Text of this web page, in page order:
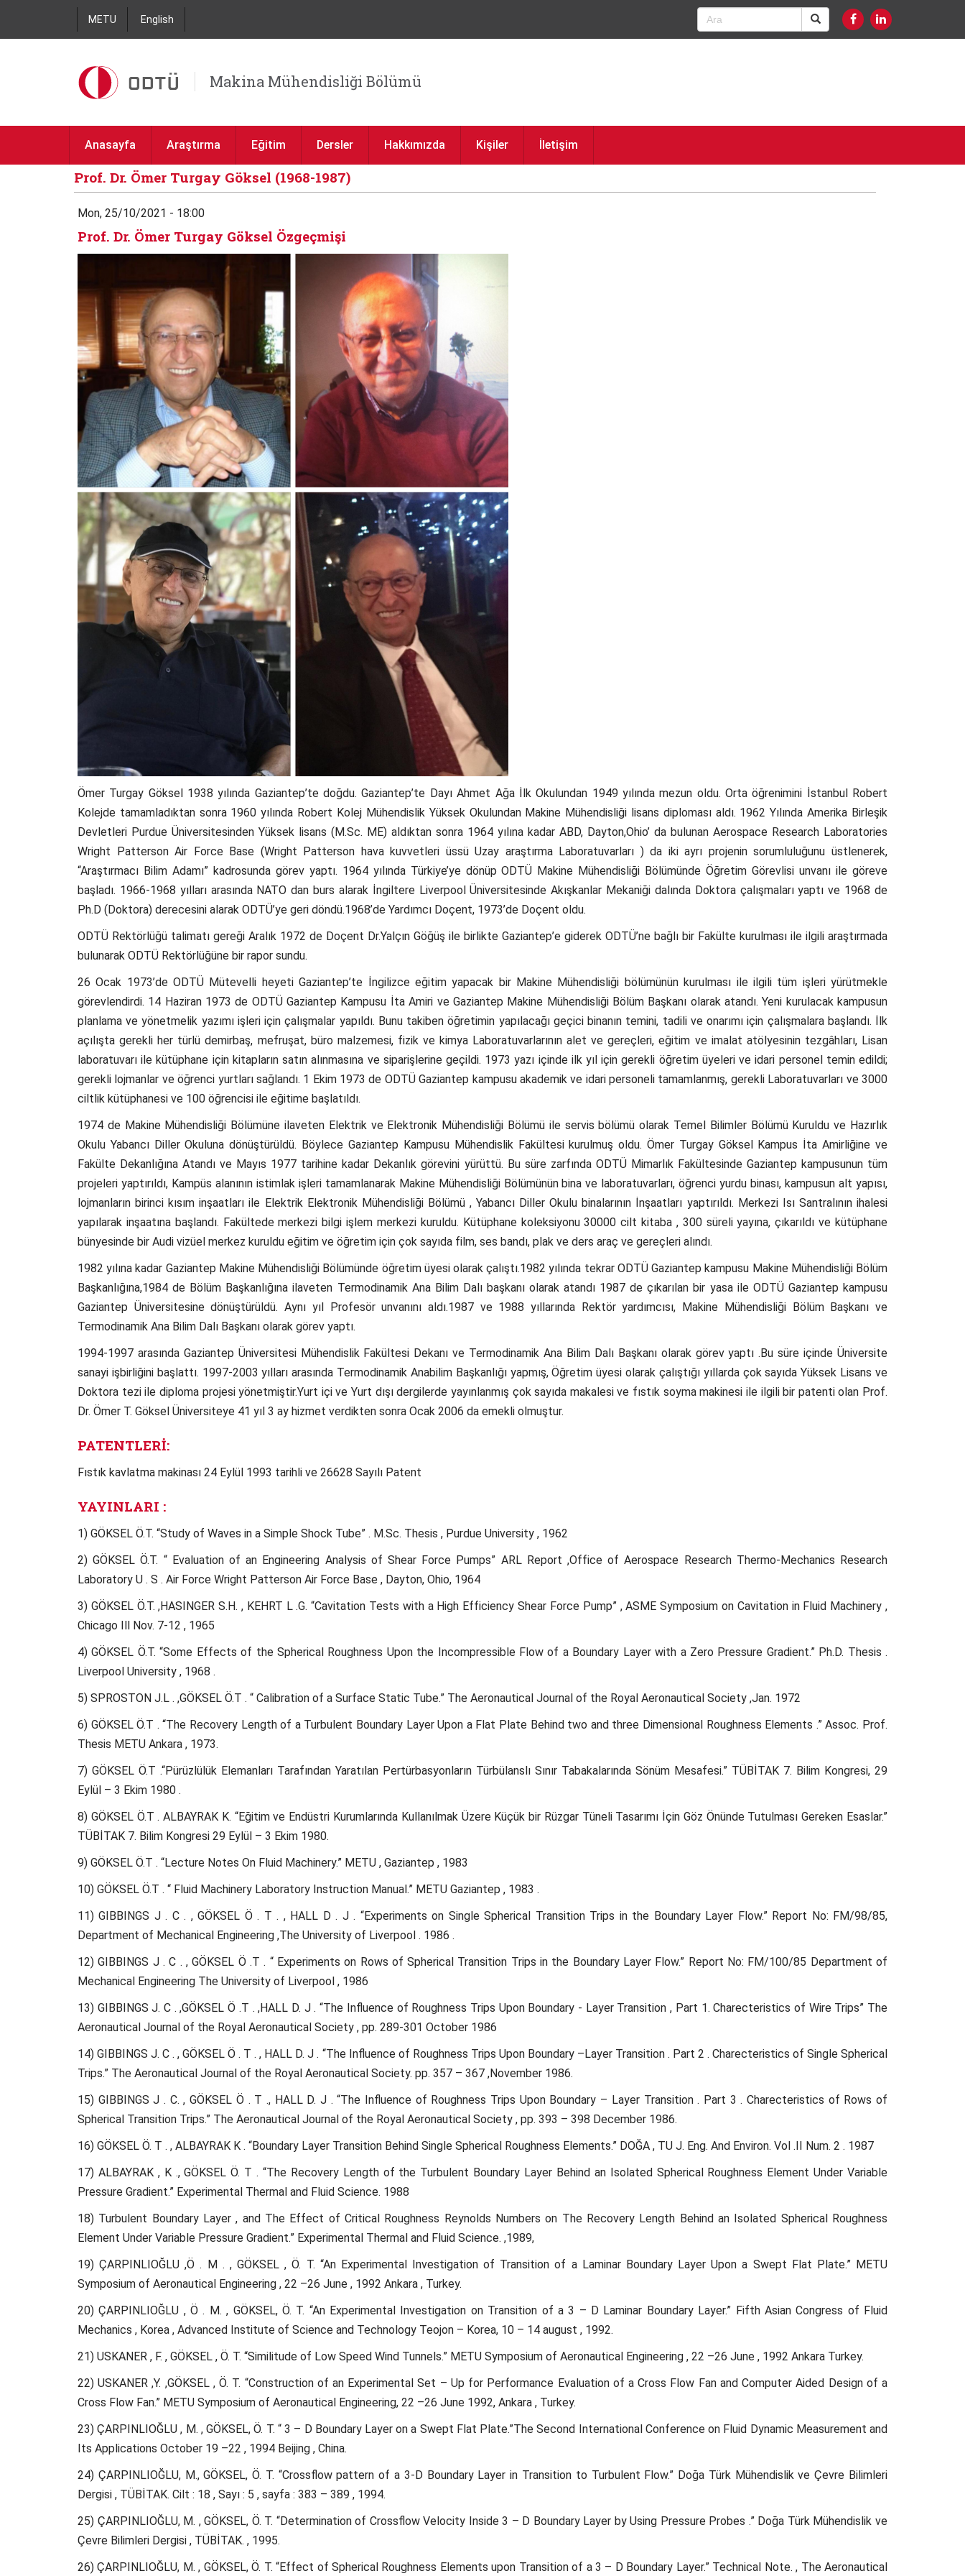
METU English
Makina Mühendisliği Bölümü
Anasayfa Araştırma Eğitim Dersler Hakkımızda Kişiler İletişim
Prof. Dr. Ömer Turgay Göksel (1968-1987)
Mon, 25/10/2021 - 18:00
Prof. Dr. Ömer Turgay Göksel Özgeçmişi
Ömer Turgay Göksel 1938 yılında Gaziantep’te doğdu. Gaziantep’te Dayı Ahmet Ağa İlk Okulundan 1949 yılında mezun oldu. Orta öğrenimini İstanbul Robert
Kolejde tamamladıktan sonra 1960 yılında Robert Kolej Mühendislik Yüksek Okulundan Makine Mühendisliği lisans diploması aldı. 1962 Yılında Amerika Birleşik
Devletleri Purdue Üniversitesinden Yüksek lisans (M.Sc. ME) aldıktan sonra 1964 yılına kadar ABD, Dayton,Ohio’ da bulunan Aerospace Research Laboratories
Wright Patterson Air Force Base (Wright Patterson hava kuvvetleri üssü Uzay araştırma Laboratuvarları ) da iki ayrı projenin sorumluluğunu üstlenerek,
“Araştırmacı Bilim Adamı” kadrosunda görev yaptı. 1964 yılında Türkiye’ye dönüp ODTÜ Makine Mühendisliği Bölümünde Öğretim Görevlisi unvanı ile göreve
başladı. 1966-1968 yılları arasında NATO dan burs alarak İngiltere Liverpool Üniversitesinde Akışkanlar Mekaniği dalında Doktora çalışmaları yaptı ve 1968 de
Ph.D (Doktora) derecesini alarak ODTÜ’ye geri döndü.1968’de Yardımcı Doçent, 1973’de Doçent oldu.
ODTÜ Rektörlüğü talimatı gereği Aralık 1972 de Doçent Dr.Yalçın Göğüş ile birlikte Gaziantep’e giderek ODTÜ’ne bağlı bir Fakülte kurulması ile ilgili araştırmada
bulunarak ODTÜ Rektörlüğüne bir rapor sundu.
26 Ocak 1973’de ODTÜ Mütevelli heyeti Gaziantep’te İngilizce eğitim yapacak bir Makine Mühendisliği bölümünün kurulması ile ilgili tüm işleri yürütmekle
görevlendirdi. 14 Haziran 1973 de ODTÜ Gaziantep Kampusu İta Amiri ve Gaziantep Makine Mühendisliği Bölüm Başkanı olarak atandı. Yeni kurulacak kampusun
planlama ve yönetmelik yazımı işleri için çalışmalar yapıldı. Bunu takiben öğretimin yapılacağı geçici binanın temini, tadili ve onarımı için çalışmalara başlandı. İlk
açılışta gerekli her türlü demirbaş, mefruşat, büro malzemesi, fizik ve kimya Laboratuvarlarının alet ve gereçleri, eğitim ve imalat atölyesinin tezgâhları, Lisan
laboratuvarı ile kütüphane için kitapların satın alınmasına ve siparişlerine geçildi. 1973 yazı içinde ilk yıl için gerekli öğretim üyeleri ve idari personel temin edildi;
gerekli lojmanlar ve öğrenci yurtları sağlandı. 1 Ekim 1973 de ODTÜ Gaziantep kampusu akademik ve idari personeli tamamlanmış, gerekli Laboratuvarları ve 3000
ciltlik kütüphanesi ve 100 öğrencisi ile eğitime başlatıldı.
1974 de Makine Mühendisliği Bölümüne ilaveten Elektrik ve Elektronik Mühendisliği Bölümü ile servis bölümü olarak Temel Bilimler Bölümü Kuruldu ve Hazırlık
Okulu Yabancı Diller Okuluna dönüştürüldü. Böylece Gaziantep Kampusu Mühendislik Fakültesi kurulmuş oldu. Ömer Turgay Göksel Kampus İta Amirliğine ve
Fakülte Dekanlığına Atandı ve Mayıs 1977 tarihine kadar Dekanlık görevini yürüttü. Bu süre zarfında ODTÜ Mimarlık Fakültesinde Gaziantep kampusunun tüm
projeleri yaptırıldı, Kampüs alanının istimlak işleri tamamlanarak Makine Mühendisliği Bölümünün bina ve laboratuvarları, öğrenci yurdu binası, kampusun alt yapısı,
lojmanların birinci kısım inşaatları ile Elektrik Elektronik Mühendisliği Bölümü , Yabancı Diller Okulu binalarının İnşaatları yaptırıldı. Merkezi Isı Santralının ihalesi
yapılarak inşaatına başlandı. Fakültede merkezi bilgi işlem merkezi kuruldu. Kütüphane koleksiyonu 30000 cilt kitaba , 300 süreli yayına, çıkarıldı ve kütüphane
bünyesinde bir Audi vizüel merkez kuruldu eğitim ve öğretim için çok sayıda film, ses bandı, plak ve ders araç ve gereçleri alındı.
1982 yılına kadar Gaziantep Makine Mühendisliği Bölümünde öğretim üyesi olarak çalıştı.1982 yılında tekrar ODTÜ Gaziantep kampusu Makine Mühendisliği Bölüm
Başkanlığına,1984 de Bölüm Başkanlığına ilaveten Termodinamik Ana Bilim Dalı başkanı olarak atandı 1987 de çıkarılan bir yasa ile ODTÜ Gaziantep kampusu
Gaziantep Üniversitesine dönüştürüldü. Aynı yıl Profesör unvanını aldı.1987 ve 1988 yıllarında Rektör yardımcısı, Makine Mühendisliği Bölüm Başkanı ve
Termodinamik Ana Bilim Dalı Başkanı olarak görev yaptı.
1994-1997 arasında Gaziantep Üniversitesi Mühendislik Fakültesi Dekanı ve Termodinamik Ana Bilim Dalı Başkanı olarak görev yaptı .Bu süre içinde Üniversite
sanayi işbirliğini başlattı. 1997-2003 yılları arasında Termodinamik Anabilim Başkanlığı yapmış, Öğretim üyesi olarak çalıştığı yıllarda çok sayıda Yüksek Lisans ve
Doktora tezi ile diploma projesi yönetmiştir.Yurt içi ve Yurt dışı dergilerde yayınlanmış çok sayıda makalesi ve fıstık soyma makinesi ile ilgili bir patenti olan Prof.
Dr. Ömer T. Göksel Üniversiteye 41 yıl 3 ay hizmet verdikten sonra Ocak 2006 da emekli olmuştur.
PATENTLERİ:
Fıstık kavlatma makinası 24 Eylül 1993 tarihli ve 26628 Sayılı Patent
YAYINLARI :
1) GÖKSEL Ö.T. “Study of Waves in a Simple Shock Tube” . M.Sc. Thesis , Purdue University , 1962
2) GÖKSEL Ö.T. “ Evaluation of an Engineering Analysis of Shear Force Pumps” ARL Report ,Office of Aerospace Research Thermo-Mechanics Research
Laboratory U . S . Air Force Wright Patterson Air Force Base , Dayton, Ohio, 1964
3) GÖKSEL Ö.T. ,HASINGER S.H. , KEHRT L .G. “Cavitation Tests with a High Efficiency Shear Force Pump” , ASME Symposium on Cavitation in Fluid Machinery ,
Chicago Ill Nov. 7-12 , 1965
4) GÖKSEL Ö.T. “Some Effects of the Spherical Roughness Upon the Incompressible Flow of a Boundary Layer with a Zero Pressure Gradient.” Ph.D. Thesis .
Liverpool University , 1968 .
5) SPROSTON J.L . ,GÖKSEL Ö.T . “ Calibration of a Surface Static Tube.” The Aeronautical Journal of the Royal Aeronautical Society ,Jan. 1972
6) GÖKSEL Ö.T . “The Recovery Length of a Turbulent Boundary Layer Upon a Flat Plate Behind two and three Dimensional Roughness Elements .” Assoc. Prof.
Thesis METU Ankara , 1973.
7) GÖKSEL Ö.T .“Pürüzlülük Elemanları Tarafından Yaratılan Pertürbasyonların Türbülanslı Sınır Tabakalarında Sönüm Mesafesi.” TÜBİTAK 7. Bilim Kongresi, 29
Eylül – 3 Ekim 1980 .
8) GÖKSEL Ö.T . ALBAYRAK K. “Eğitim ve Endüstri Kurumlarında Kullanılmak Üzere Küçük bir Rüzgar Tüneli Tasarımı İçin Göz Önünde Tutulması Gereken Esaslar.”
TÜBİTAK 7. Bilim Kongresi 29 Eylül – 3 Ekim 1980.
9) GÖKSEL Ö.T . “Lecture Notes On Fluid Machinery.” METU , Gaziantep , 1983
10) GÖKSEL Ö.T . “ Fluid Machinery Laboratory Instruction Manual.” METU Gaziantep , 1983 .
11) GIBBINGS J . C . , GÖKSEL Ö . T . , HALL D . J . “Experiments on Single Spherical Transition Trips in the Boundary Layer Flow.” Report No: FM/98/85,
Department of Mechanical Engineering ,The University of Liverpool . 1986 .
12) GIBBINGS J . C . , GÖKSEL Ö .T . “ Experiments on Rows of Spherical Transition Trips in the Boundary Layer Flow.” Report No: FM/100/85 Department of
Mechanical Engineering The University of Liverpool , 1986
13) GIBBINGS J. C . ,GÖKSEL Ö .T . ,HALL D. J . “The Influence of Roughness Trips Upon Boundary - Layer Transition , Part 1. Charecteristics of Wire Trips” The
Aeronautical Journal of the Royal Aeronautical Society , pp. 289-301 October 1986
14) GIBBINGS J. C . , GÖKSEL Ö . T . , HALL D. J . “The Influence of Roughness Trips Upon Boundary –Layer Transition . Part 2 . Charecteristics of Single Spherical
Trips.” The Aeronautical Journal of the Royal Aeronautical Society. pp. 357 – 367 ,November 1986.
15) GIBBINGS J . C. , GÖKSEL Ö . T ., HALL D. J . “The Influence of Roughness Trips Upon Boundary – Layer Transition . Part 3 . Charecteristics of Rows of
Spherical Transition Trips.” The Aeronautical Journal of the Royal Aeronautical Society , pp. 393 – 398 December 1986.
16) GÖKSEL Ö. T . , ALBAYRAK K . “Boundary Layer Transition Behind Single Spherical Roughness Elements.” DOĞA , TU J. Eng. And Environ. Vol .II Num. 2 . 1987
17) ALBAYRAK , K ., GÖKSEL Ö. T . “The Recovery Length of the Turbulent Boundary Layer Behind an Isolated Spherical Roughness Element Under Variable
Pressure Gradient.” Experimental Thermal and Fluid Science. 1988
18) Turbulent Boundary Layer , and The Effect of Critical Roughness Reynolds Numbers on The Recovery Length Behind an Isolated Spherical Roughness
Element Under Variable Pressure Gradient.” Experimental Thermal and Fluid Science. ,1989,
19) ÇARPINLIOĞLU ,Ö . M . , GÖKSEL , Ö. T. “An Experimental Investigation of Transition of a Laminar Boundary Layer Upon a Swept Flat Plate.” METU
Symposium of Aeronautical Engineering , 22 –26 June , 1992 Ankara , Turkey.
20) ÇARPINLIOĞLU , Ö . M. , GÖKSEL, Ö. T. “An Experimental Investigation on Transition of a 3 – D Laminar Boundary Layer.” Fifth Asian Congress of Fluid
Mechanics , Korea , Advanced Institute of Science and Technology Teojon – Korea, 10 – 14 august , 1992.
21) USKANER , F. , GÖKSEL , Ö. T. “Similitude of Low Speed Wind Tunnels.” METU Symposium of Aeronautical Engineering , 22 –26 June , 1992 Ankara Turkey.
22) USKANER ,Y. ,GÖKSEL , Ö. T. “Construction of an Experimental Set – Up for Performance Evaluation of a Cross Flow Fan and Computer Aided Design of a
Cross Flow Fan.” METU Symposium of Aeronautical Engineering, 22 –26 June 1992, Ankara , Turkey.
23) ÇARPINLIOĞLU , M. , GÖKSEL, Ö. T. “ 3 – D Boundary Layer on a Swept Flat Plate.”The Second International Conference on Fluid Dynamic Measurement and
Its Applications October 19 –22 , 1994 Beijing , China.
24) ÇARPINLIOĞLU, M., GÖKSEL, Ö. T. “Crossflow pattern of a 3-D Boundary Layer in Transition to Turbulent Flow.” Doğa Türk Mühendislik ve Çevre Bilimleri
Dergisi , TÜBİTAK. Cilt : 18 , Sayı : 5 , sayfa : 383 – 389 , 1994.
25) ÇARPINLIOĞLU, M. , GÖKSEL, Ö. T. “Determination of Crossflow Velocity Inside 3 – D Boundary Layer by Using Pressure Probes .” Doğa Türk Mühendislik ve
Çevre Bilimleri Dergisi , TÜBİTAK. , 1995.
26) ÇARPINLIOĞLU, M. , GÖKSEL, Ö. T. “Effect of Spherical Roughness Elements upon Transition of a 3 – D Boundary Layer.” Technical Note. , The Aeronautical